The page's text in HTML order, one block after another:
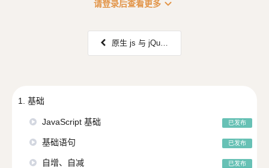
请登录后查看更多 expand_more
1. 基础
JavaScript 基础 已发布
基础语句 已发布
自增、自减 已发布